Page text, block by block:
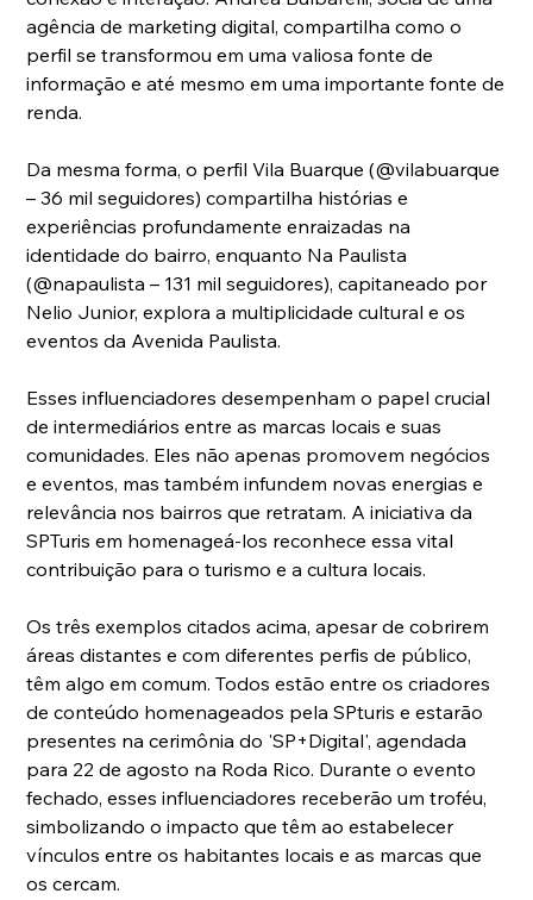
agência de marketing digital, compartilha como o
perfil se transformou em uma valiosa fonte de
informação e até mesmo em uma importante fonte de
renda.
Da mesma forma, o perfil Vila Buarque (@vilabuarque
– 36 mil seguidores) compartilha histórias e
experiências profundamente enraizadas na
identidade do bairro, enquanto Na Paulista
(@napaulista – 131 mil seguidores), capitaneado por
Nelio Junior, explora a multiplicidade cultural e os
eventos da Avenida Paulista.
Esses influenciadores desempenham o papel crucial
de intermediários entre as marcas locais e suas
comunidades. Eles não apenas promovem negócios
e eventos, mas também infundem novas energias e
relevância nos bairros que retratam. A iniciativa da
SPTuris em homenageá-los reconhece essa vital
contribuição para o turismo e a cultura locais.
Os três exemplos citados acima, apesar de cobrirem
áreas distantes e com diferentes perfis de público,
têm algo em comum. Todos estão entre os criadores
de conteúdo homenageados pela SPturis e estarão
presentes na cerimônia do 'SP+Digital', agendada
para 22 de agosto na Roda Rico. Durante o evento
fechado, esses influenciadores receberão um troféu,
simbolizando o impacto que têm ao estabelecer
vínculos entre os habitantes locais e as marcas que
os cercam.